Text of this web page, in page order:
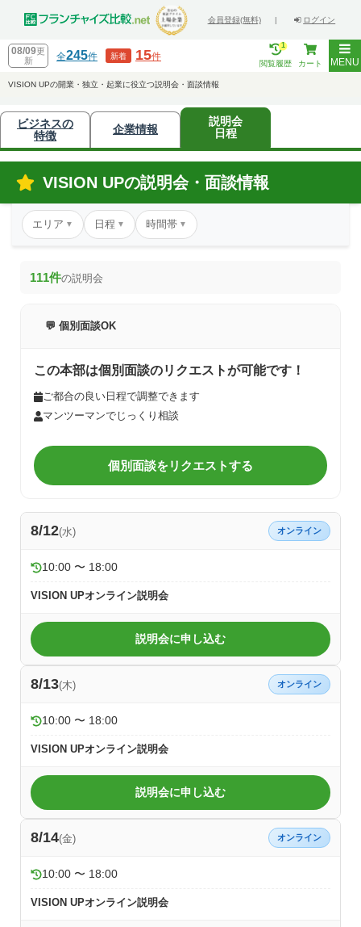
会員登録(無料) | ログイン
08/09更
新
全245件 新着 15件
1
閲覧履歴 カート MENU
VISION UPの開業・独立・起業に役立つ説明会・面談情報
ビジネスの
特徴
企業情報
説明会
日程
VISION UPの説明会・面談情報
エリア ▼ 日程 ▼ 時間帯 ▼
111件の説明会
💬 個別面談OK
この本部は個別面談のリクエストが可能です！
ご都合の良い日程で調整できます
マンツーマンでじっくり相談
個別面談をリクエストする
8/12(水) オンライン
10:00 〜 18:00
VISION UPオンライン説明会
説明会に申し込む
8/13(木) オンライン
10:00 〜 18:00
VISION UPオンライン説明会
説明会に申し込む
8/14(金) オンライン
10:00 〜 18:00
VISION UPオンライン説明会